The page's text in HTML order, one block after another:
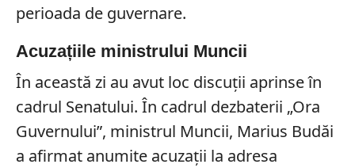
perioada de guvernare.
Acuzațiile ministrului Muncii
În această zi au avut loc discuții aprinse în
cadrul Senatului. În cadrul dezbaterii „Ora
Guvernului”, ministrul Muncii, Marius Budăi
a afirmat anumite acuzații la adresa